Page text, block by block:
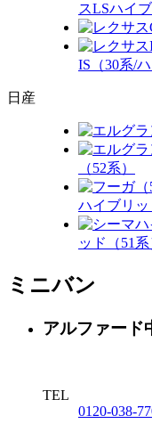
スLSハイ
IS（30系/
日産
（52系）
ハイブリッ
ッド（51系
ミニバン
アルファード
TEL
0120-038-